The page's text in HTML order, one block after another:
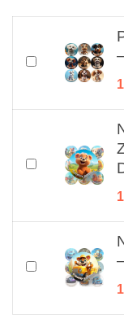
Dodaj do
Dodaj do
Dodaj do